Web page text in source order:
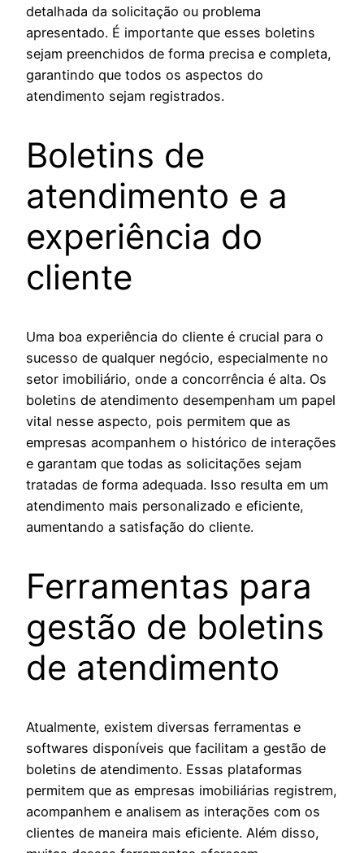
detalhada da solicitação ou problema
apresentado. É importante que esses boletins
sejam preenchidos de forma precisa e completa,
garantindo que todos os aspectos do
atendimento sejam registrados.
Boletins de
atendimento e a
experiência do
cliente
Uma boa experiência do cliente é crucial para o
sucesso de qualquer negócio, especialmente no
setor imobiliário, onde a concorrência é alta. Os
boletins de atendimento desempenham um papel
vital nesse aspecto, pois permitem que as
empresas acompanhem o histórico de interações
e garantam que todas as solicitações sejam
tratadas de forma adequada. Isso resulta em um
atendimento mais personalizado e eficiente,
aumentando a satisfação do cliente.
Ferramentas para
gestão de boletins
de atendimento
Atualmente, existem diversas ferramentas e
softwares disponíveis que facilitam a gestão de
boletins de atendimento. Essas plataformas
permitem que as empresas imobiliárias registrem,
acompanhem e analisem as interações com os
clientes de maneira mais eficiente. Além disso,